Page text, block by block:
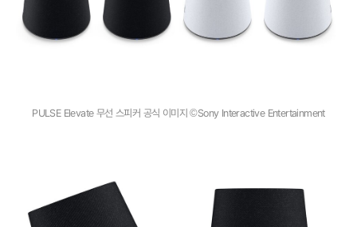
PULSE Elevate 무선 스피커 공식 이미지 ©Sony Interactive Entertainment